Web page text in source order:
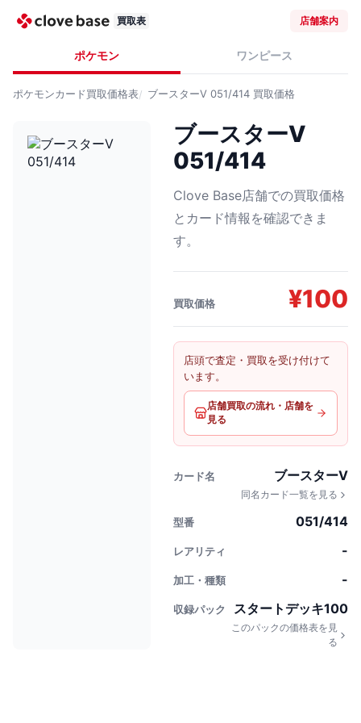
買取表 店舗案内
ポケモン ワンピース
ポケモンカード買取価格表 ブースターV 051/414 買取価格
ブースターV
051/414
Clove Base店舗での買取価格
とカード情報を確認できま
す。
買取価格 ¥100
店頭で査定・買取を受け付けて
います。
店舗買取の流れ・店舗を
見る
カード名 ブースターV
同名カード一覧を見る
型番 051/414
レアリティ -
加工・種類 -
収録パック スタートデッキ100
このパックの価格表を見
る